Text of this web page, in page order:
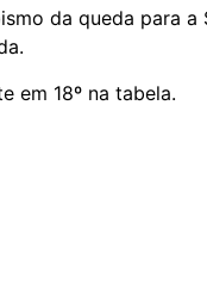
da queda para a
em 18º na tabela.